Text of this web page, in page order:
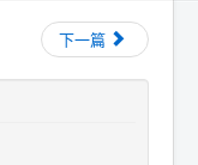
下一篇